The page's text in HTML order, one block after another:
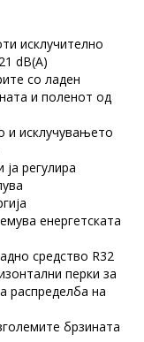
исклучително
dB(A)
со ладен
и поленот од
и исклучувањето
регулира
енергетската
средство R32
перки за
распределба на
брзината